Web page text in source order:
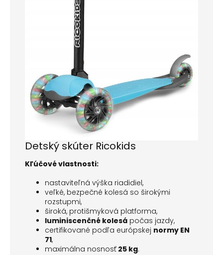
Detský skúter Ricokids
Kľúčové vlastnosti:
nastaviteľná výška riadidiel,
veľké, bezpečné kolesá so širokými
rozstupmi,
široká, protišmyková platforma,
luminiscenčné kolesá počas jazdy,
certifikované podľa európskej normy EN
71,
maximálna nosnosť 25 kg.